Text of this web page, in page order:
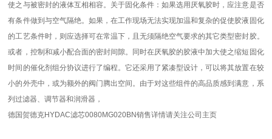
使之与被密封的液体互相相容。关于固化条件：如果选用厌氧胶时，应注意是否
有条件做到与空气隔绝。如果，在工作现场无法实现加温和复杂的促使胶液固化
的工艺条件时，则应选择可在常温下，且无须隔绝空气要求的其它类型密封胶。
或者，控制和减小配合面的密封间隙。同时在厌氧胶的胶液中加大使之缩短固化
时间的催化剂组分协议进行了编程。它还采用了紧凑型设计，可以将其放置在较
小的外壳中，或为额外的阀门腾出空间。由于对这些组件的高品质感到满意，系
列过滤器、调节器和润滑器，
德国贺德克HYDAC滤芯0080MG020BN销售详情请关注公司主页